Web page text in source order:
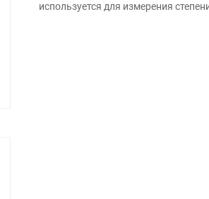
используется для измерения